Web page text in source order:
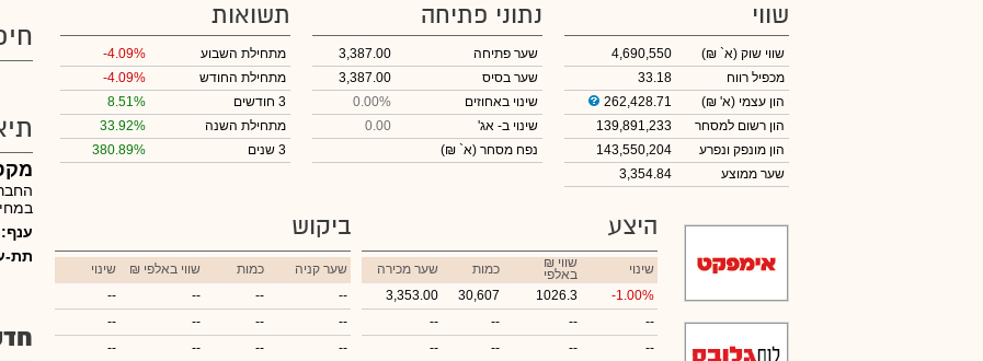
שווי
שווי שוק (א` ₪)
4,690,550
מכפיל רווח
33.18
הון עצמי (א' ₪)
262,428.71
הון רשום למסחר
139,891,233
הון מונפק ונפרע
143,550,204
שער ממוצע
3,354.84
נתוני פתיחה
שער פתיחה
3,387.00
שער בסיס
3,387.00
שינוי באחוזים
0.00%
שינוי ב- אג'
0.00
נפח מסחר (א` ₪)
תשואות
מתחילת השבוע
-4.09%
מתחילת החודש
-4.09%
3 חודשים
8.51%
מתחילת השנה
33.92%
3 שנים
380.89%
היצע
שינוי ₪ שווי
באלפי כמות
שער מכירה
-1.00%
1026.3
30,607
3,353.00
--
--
--
--
--
--
--
--
ביקוש
שער קניה כמות ₪ שווי באלפי
שינוי
--
--
--
--
--
--
--
--
--
--
--
--
ענף:
תת-